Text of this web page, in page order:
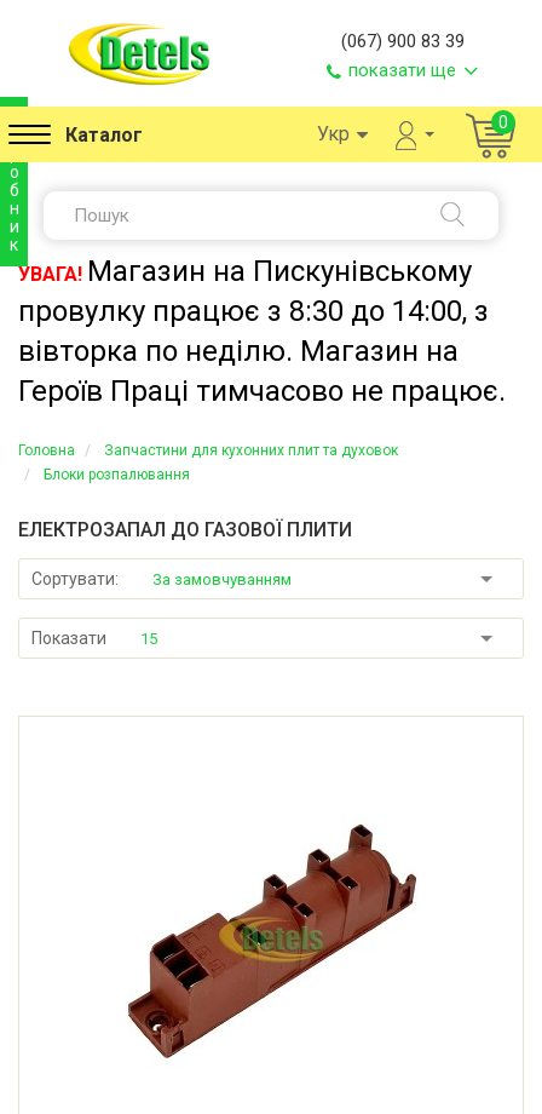
(067) 900 83 39
показати ще
Каталог Укр 0
УВАГА! Магазин на Пискунівському
провулку працює з 8:30 до 14:00, з
вівторка по неділю. Магазин на
Героїв Праці тимчасово не працює.
Головна
Запчастини для кухонних плит та духовок
Блоки розпалювання
ЕЛЕКТРОЗАПАЛ ДО ГАЗОВОЇ ПЛИТИ
Сортувати: За замовчуванням
Показати 15
и
о
б
н
и
к